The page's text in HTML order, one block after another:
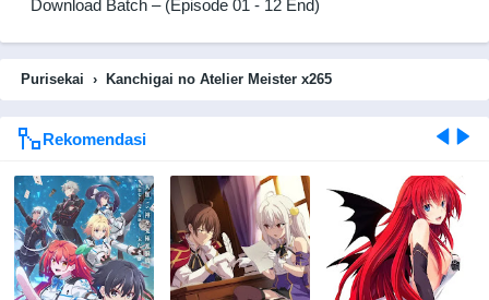
Download Batch – (Episode 01 - 12 End)
Purisekai › Kanchigai no Atelier Meister x265
Rekomendasi